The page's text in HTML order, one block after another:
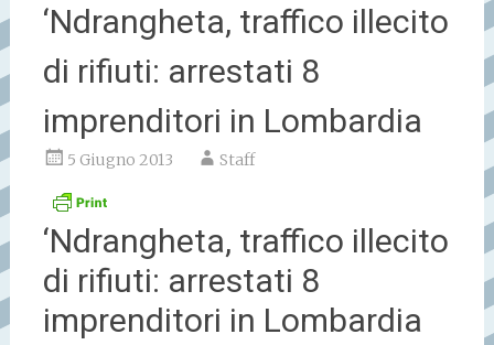
‘Ndrangheta, traffico illecito
di rifiuti: arrestati 8
imprenditori in Lombardia
5 Giugno 2013 Staff
‘Ndrangheta, traffico illecito
di rifiuti: arrestati 8
imprenditori in Lombardia